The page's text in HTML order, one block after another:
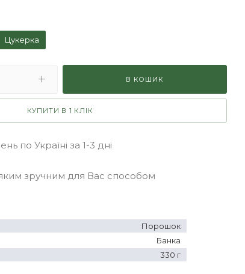
Цукерка
В КОШИК
КУПИТИ В 1 КЛІК
по Україні за 1-3 дні
зручним для Вас способом
Порошок
Банка
330 г